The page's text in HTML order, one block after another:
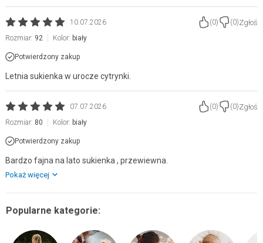
10.07.2026 (0) (0)Zgłoś
Rozmiar: 92 Kolor: biały
Potwierdzony zakup
Letnia sukienka w urocze cytrynki.
07.07.2026 (0) (0)Zgłoś
Rozmiar: 80 Kolor: biały
Potwierdzony zakup
Bardzo fajna na lato sukienka , przewiewna.
Pokaż więcej
Popularne kategorie: